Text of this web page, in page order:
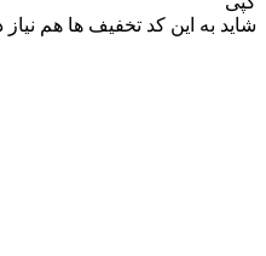
شاید به این کد تخفیف ها هم نیاز